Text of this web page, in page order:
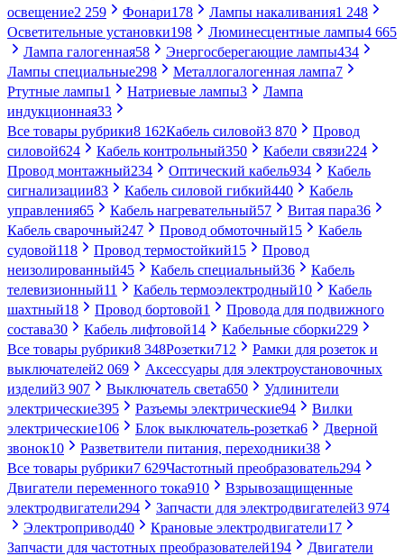
освещение2 259 Фонари178 Лампы накаливания1 248
Осветительные установки198 Люминесцентные лампы4 665
Лампа галогенная58 Энергосберегающие лампы434
Лампы специальные298 Металлогалогенная лампа7
Ртутные лампы1 Натриевые лампы3
Лампа
индукционная33
Все товары рубрики8 162Кабель силовой3 870
Провод
силовой624 Кабель контрольный350 Кабели связи224
Провод монтажный234 Оптический кабель934
Кабель
сигнализации83 Кабель силовой гибкий440
Кабель
управления65 Кабель нагревательный57 Витая пара36
Кабель сварочный247 Провод обмоточный15
Кабель
судовой118 Провод термостойкий15
Провод
неизолированный45 Кабель специальный36
Кабель
телевизионный11 Кабель термоэлектродный10
Кабель
шахтный18 Провод бортовой1
Провода для подвижного
состава30 Кабель лифтовой14 Кабельные сборки229
Все товары рубрики8 348Розетки712
Рамки для розеток и
выключателей2 069
Аксессуары для электроустановочных
изделий3 907 Выключатель света650
Удлинители
электрические395 Разъемы электрические94
Вилки
электрические106 Блок выключатель-розетка6
Дверной
звонок10 Разветвители питания, переходники38
Все товары рубрики7 629Частотный преобразователь294
Двигатели переменного тока910
Взрывозащищенные
электродвигатели294 Запчасти для электродвигателей3 974
Электропривод40 Крановые электродвигатели17
Запчасти для частотных преобразователей194
Двигатели